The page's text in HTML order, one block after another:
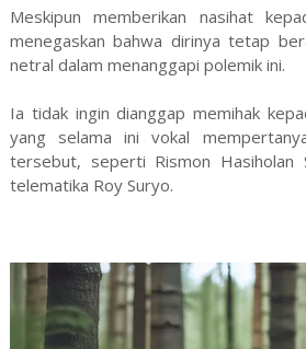
Meskipun memberikan nasihat
menegaskan bahwa dirinya tetap
netral dalam menanggapi polemik ini.
Ia tidak ingin dianggap memihak
yang selama ini vokal
tersebut, seperti Rismon Hasiholan
telematika Roy Suryo.